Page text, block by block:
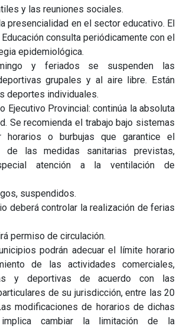
y las reuniones sociales.
presencialidad en el sector educativo. El
consulta periódicamente con el
epidemiológica.
y feriados se suspenden las
grupales y al aire libre. Están
deportes individuales.
Ejecutivo Provincial: continúa la absoluta
Se recomienda el trabajo bajo sistemas
horarios o burbujas que garantice el
de las medidas sanitarias previstas,
atención a la ventilación de
suspendidos.
deberá controlar la realización de ferias
permiso de circulación.
podrán adecuar el límite horario
de las actividades comerciales,
y deportivas de acuerdo con las
de su jurisdicción, entre las 20
modificaciones de horarios de dichas
implica cambiar la limitación de la